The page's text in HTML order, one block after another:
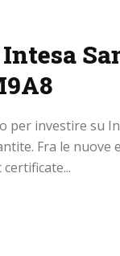
per investire su
Fra le nuove